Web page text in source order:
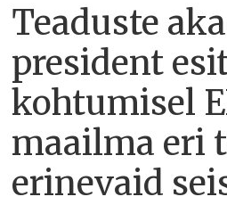
Teaduste
president
kohtumisel
maailma eri
erinevaid